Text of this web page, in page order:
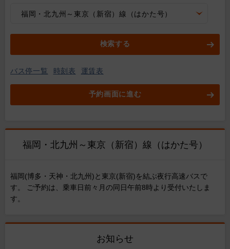
福岡・北九州～東京（新宿）線（はかた号）
検索する
バス停一覧 時刻表 運賃表
予約画面に進む
福岡・北九州～東京（新宿）線（はかた号）
福岡(博多・天神・北九州)と東京(新宿)を結ぶ夜行高速バスで
す。 ご予約は、乗車日前々月の同日午前8時より受付いたしま
す。
お知らせ